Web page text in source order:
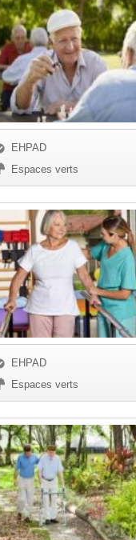
EHPAD
Espaces verts
EHPAD
Espaces verts